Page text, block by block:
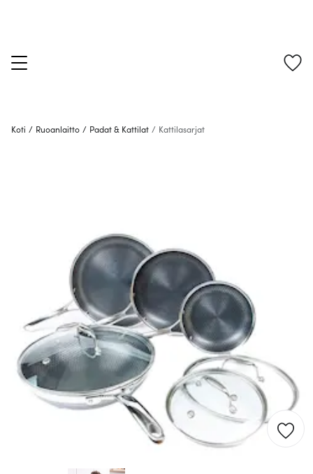
Koti / Ruoanlaitto / Padat & Kattilat / Kattilasarjat